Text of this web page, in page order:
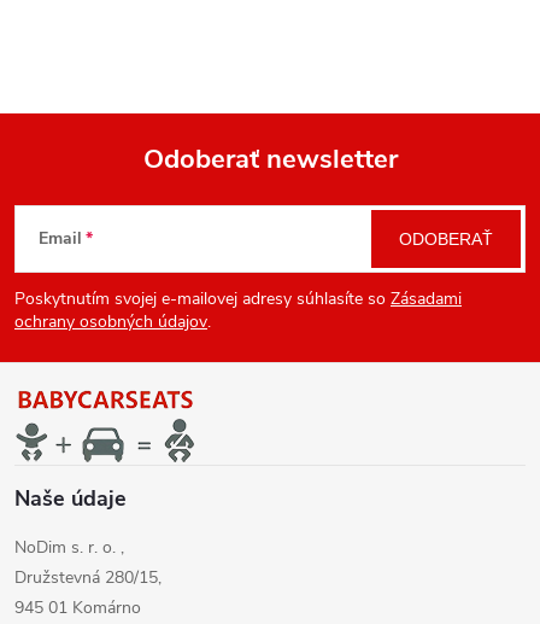
Z
á
p
ä
e
Odoberať newsletter
Email
Poskytnutím svojej e-mailovej adresy súhlasíte so Zásadami
ochrany osobných údajov.
ODOBERAŤ
Naše údaje
NoDim s. r. o. ,
Družstevná 280/15,
945 01 Komárno